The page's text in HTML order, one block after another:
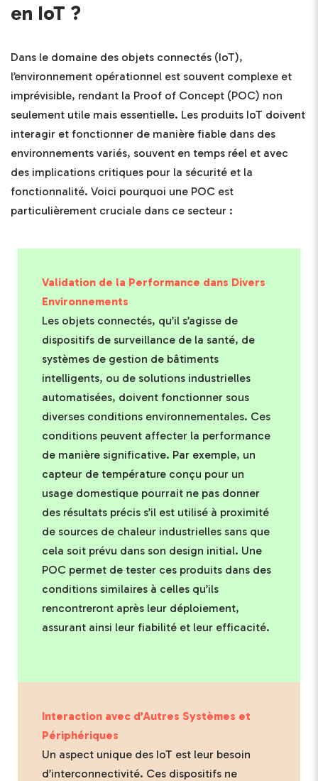
en IoT ?
Dans le domaine des objets connectés (IoT),
l’environnement opérationnel est souvent complexe et
imprévisible, rendant la Proof of Concept (POC) non
seulement utile mais essentielle. Les produits IoT doivent
interagir et fonctionner de manière fiable dans des
environnements variés, souvent en temps réel et avec
des implications critiques pour la sécurité et la
fonctionnalité. Voici pourquoi une POC est
particulièrement cruciale dans ce secteur :
Validation de la Performance dans Divers
Environnements
Les objets connectés, qu’il s’agisse de
dispositifs de surveillance de la santé, de
systèmes de gestion de bâtiments
intelligents, ou de solutions industrielles
automatisées, doivent fonctionner sous
diverses conditions environnementales. Ces
conditions peuvent affecter la performance
de manière significative. Par exemple, un
capteur de température conçu pour un
usage domestique pourrait ne pas donner
des résultats précis s’il est utilisé à proximité
de sources de chaleur industrielles sans que
cela soit prévu dans son design initial. Une
POC permet de tester ces produits dans des
conditions similaires à celles qu’ils
rencontreront après leur déploiement,
assurant ainsi leur fiabilité et leur efficacité.
Interaction avec d’Autres Systèmes et
Périphériques
Un aspect unique des IoT est leur besoin
d’interconnectivité. Ces dispositifs ne